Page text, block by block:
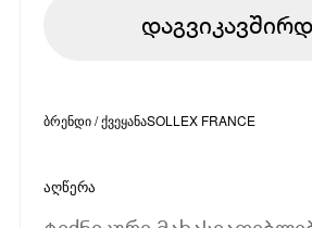
ბრენდი / ქვეყანაSOLLEX FRANCE
აღწერა